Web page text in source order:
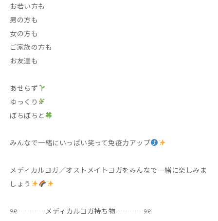
お若い方も
男の方も
女の方も
ご家族の方も
お友達も
あせらず
ゆっくり
ぼちぼちと
みんなで一緒にいっぱい笑って免疫力アップ
メディカルヨガ／オストメイトヨガをみんなで一緒に楽しみま
しょう
୨୧┈┈┈┈メディカルヨガ持ち物┈┈┈┈୨୧